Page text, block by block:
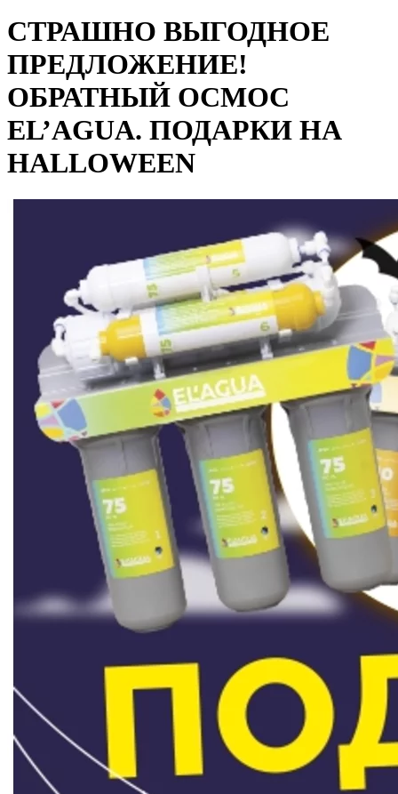
СТРАШНО ВЫГОДНОЕ
ПРЕДЛОЖЕНИЕ!
ОБРАТНЫЙ ОСМОС
EL’AGUA. ПОДАРКИ НА
HALLOWEEN